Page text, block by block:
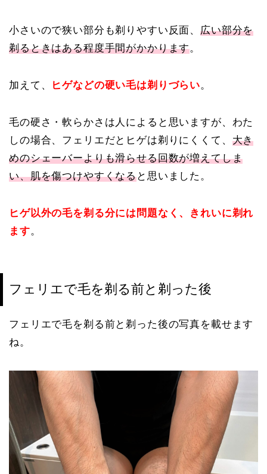
小さいので狭い部分も剃りやすい反面、広い部分を
剃るときはある程度手間がかかります。
加えて、 ヒゲなどの硬い毛は剃りづらい。
毛の硬さ・軟らかさは人によると思いますが、わた
しの場合、フェリエだとヒゲは剃りにくくて、 大き
めのシェーバーよりも滑らせる回数が増えてしま
い、肌を傷つけやすくなると思いました。
ヒゲ以外の毛を剃る分には問題なく、きれいに剃れ
ます。
フェリエで毛を剃る前と剃った後
フェリエで毛を剃る前と剃った後の写真を載せます
ね。